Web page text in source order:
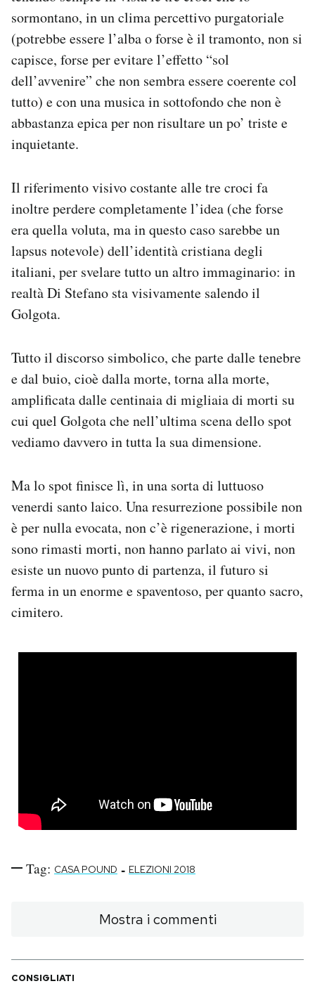
sormontano, in un clima percettivo purgatoriale
(potrebbe essere l’alba o forse è il tramonto, non si
capisce, forse per evitare l’effetto “sol
dell’avvenire” che non sembra essere coerente col
tutto) e con una musica in sottofondo che non è
abbastanza epica per non risultare un po’ triste e
inquietante.
Il riferimento visivo costante alle tre croci fa
inoltre perdere completamente l’idea (che forse
era quella voluta, ma in questo caso sarebbe un
lapsus notevole) dell’identità cristiana degli
italiani, per svelare tutto un altro immaginario: in
realtà Di Stefano sta visivamente salendo il
Golgota.
Tutto il discorso simbolico, che parte dalle tenebre
e dal buio, cioè dalla morte, torna alla morte,
amplificata dalle centinaia di migliaia di morti su
cui quel Golgota che nell’ultima scena dello spot
vediamo davvero in tutta la sua dimensione.
Ma lo spot finisce lì, in una sorta di luttuoso
venerdi santo laico. Una resurrezione possibile non
è per nulla evocata, non c’è rigenerazione, i morti
sono rimasti morti, non hanno parlato ai vivi, non
esiste un nuovo punto di partenza, il futuro si
ferma in un enorme e spaventoso, per quanto sacro,
cimitero.
Tag: CASA POUND - ELEZIONI 2018
Mostra i commenti
CONSIGLIATI